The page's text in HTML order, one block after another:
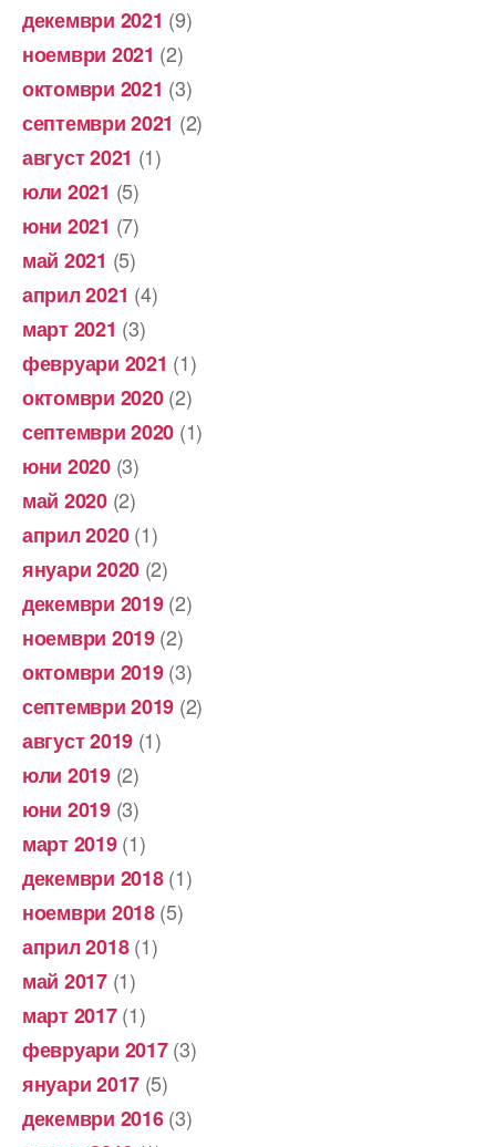
декември 2021 (9)
ноември 2021 (2)
октомври 2021 (3)
септември 2021 (2)
август 2021 (1)
юли 2021 (5)
юни 2021 (7)
май 2021 (5)
април 2021 (4)
март 2021 (3)
февруари 2021 (1)
октомври 2020(2)
септември 2020 (1)
юни 2020(3)
май 2020(2)
април 2020(1)
януари 2020 (2)
декември 2019(2)
ноември 2019(2)
октомври 2019(3)
септември 2019 (2)
август 2019 (1)
юли 2019(2)
юни 2019(3)
март 2019(1)
декември 2018(1)
ноември 2018(5)
април 2018(1)
май 2017(1)
март 2017(1)
февруари 2017(3)
януари 2017 (5)
декември 2016(3)